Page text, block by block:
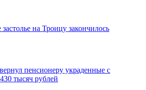
на Троицу закончилось
пенсионеру украденные с
тысяч рублей